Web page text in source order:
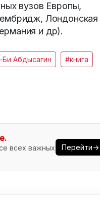
вузов Европы,
Лондонская
и др).
Би Абдысагин #книга
всех важных
Перейти→